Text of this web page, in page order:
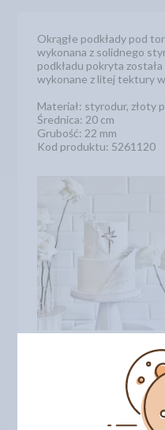
Okrągłe podkłady pod
wykonana z solidnego
podkładu pokryta
wykonane z litej tektury
Materiał: styrodur, złoty
Średnica: 20 cm
Grubość: 22 mm
Kod produktu: 5261120